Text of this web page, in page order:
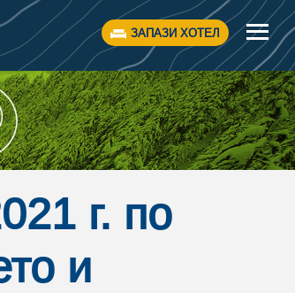
ЗАПАЗИ ХОТЕЛ
г. по
и